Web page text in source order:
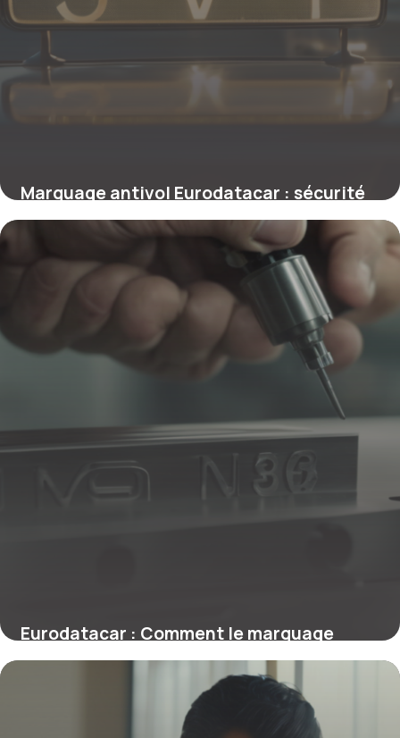
Marquage antivol Eurodatacar : sécurité
renforcée contre le vol
Eurodatacar : Comment le marquage
antivol sécurise votre véhicule